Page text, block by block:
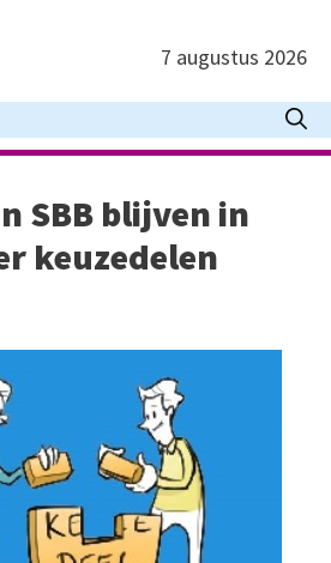
7 augustus 2026
SBB blijven in
keuzedelen